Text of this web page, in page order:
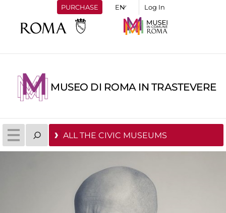
PURCHASE Log In
MUSEO DI ROMA IN TRASTEVERE
ALL THE CIVIC MUSEUMS